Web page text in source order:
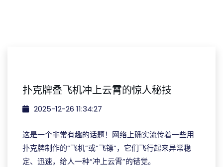
扑克牌叠飞机冲上云霄的惊人秘技
2025-12-26 11:34:27
这是一个非常有趣的话题！网络上确实流传着一些用
扑克牌制作的“飞机”或“飞镖”，它们飞行起来异常稳
定、迅速，给人一种“冲上云霄”的错觉。